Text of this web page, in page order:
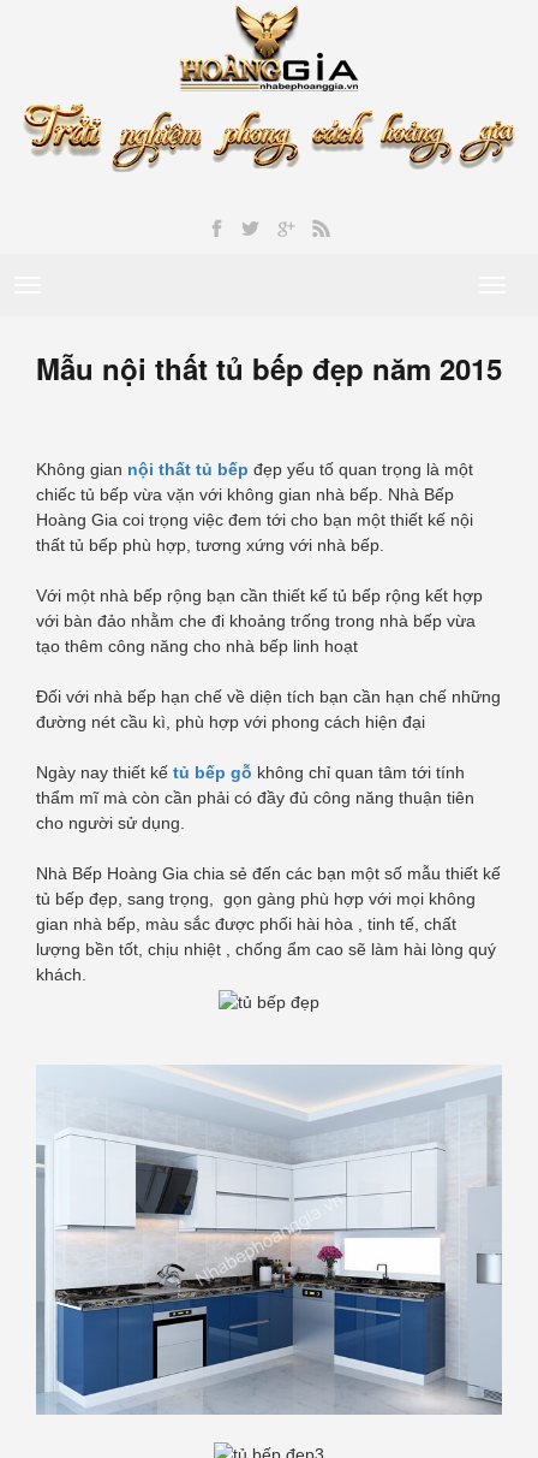
Mẫu nội thất tủ bếp đẹp năm 2015
Không gian nội thất tủ bếp đẹp yếu tố quan trọng là một
chiếc tủ bếp vừa vặn với không gian nhà bếp. Nhà Bếp
Hoàng Gia coi trọng việc đem tới cho bạn một thiết kế nội
thất tủ bếp phù hợp, tương xứng với nhà bếp.
Với một nhà bếp rộng bạn cần thiết kế tủ bếp rộng kết hợp
với bàn đảo nhằm che đi khoảng trống trong nhà bếp vừa
tạo thêm công năng cho nhà bếp linh hoạt
Đối với nhà bếp hạn chế về diện tích bạn cần hạn chế những
đường nét cầu kì, phù hợp với phong cách hiện đại
Ngày nay thiết kế tủ bếp gỗ không chỉ quan tâm tới tính
thẩm mĩ mà còn cần phải có đầy đủ công năng thuận tiên
cho người sử dụng.
Nhà Bếp Hoàng Gia chia sẻ đến các bạn một số mẫu thiết kế
tủ bếp đẹp, sang trọng, gọn gàng phù hợp với mọi không
gian nhà bếp, màu sắc được phối hài hòa , tinh tế, chất
lượng bền tốt, chịu nhiệt , chống ẩm cao sẽ làm hài lòng quý
khách.